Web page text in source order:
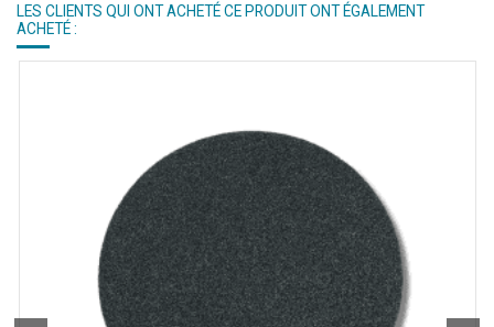
LES CLIENTS QUI ONT ACHETÉ CE PRODUIT ONT ÉGALEMENT
ACHETÉ :